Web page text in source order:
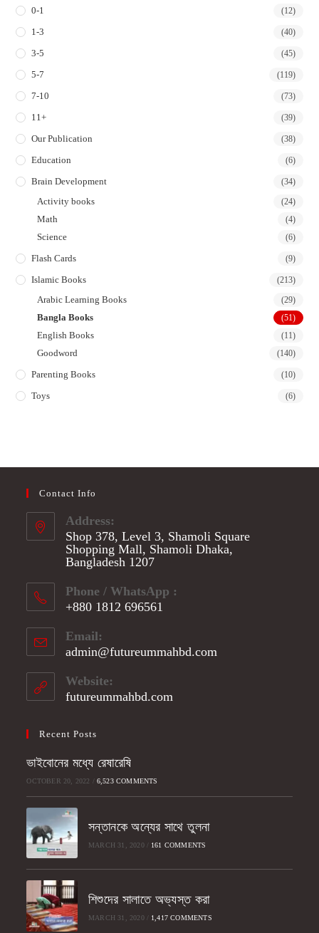
new
tab
0-1 (12)
1-3 (40)
3-5 (45)
5-7 (119)
7-10 (73)
11+ (39)
Our Publication (38)
Education (6)
Brain Development (34)
Activity books (24)
Math (4)
Science (6)
Flash Cards (9)
Islamic Books (213)
Arabic Learning Books (29)
Bangla Books (51)
English Books (11)
Goodword (140)
Parenting Books (10)
Toys (6)
Contact Info
Address:
Shop 378, Level 3, Shamoli Square
Shopping Mall, Shamoli Dhaka,
Bangladesh 1207
Phone / WhatsApp :
+880 1812 696561
in
your
application
Email:
admin@futureummahbd.com
Website:
futureummahbd.com
Recent Posts
ভাইবোনের মধ্যে রেষারেষি
OCTOBER 20, 2022 / 6,523 COMMENTS
সন্তানকে অন্যের সাথে তুলনা
MARCH 31, 2020 / 161 COMMENTS
শিশুদের সালাতে অভ্যস্ত করা
MARCH 31, 2020 / 1,417 COMMENTS